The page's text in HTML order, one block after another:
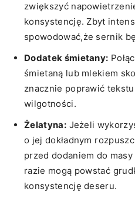
zwiększyć
konsystencję. Zbyt
spowodować,że sernik
Dodatek śmietany:
śmietaną lub mlekiem
znacznie poprawić
wilgotności.
Żelatyna:⁤Jeżeli
o jej dokładnym⁢
przed dodaniem do
razie mogą⁤ powstać
konsystencję deseru.